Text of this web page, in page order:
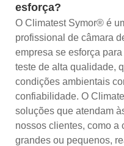
esforça?
O Climatest Symor® é
profissional de câmara
empresa se esforça
teste de alta qualidade,
condições ambientais
confiabilidade. O
soluções que atendam
nossos clientes, como a
grandes ou pequenos,